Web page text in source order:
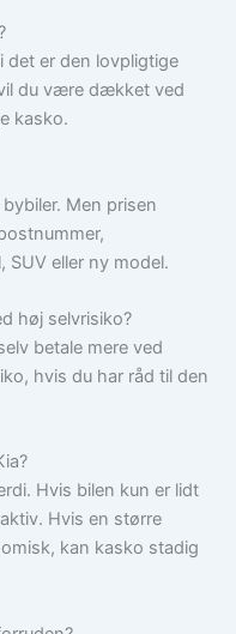
det er den lovpligtige
du være dækket ved
kasko.
Men prisen
SUV eller ny model.
høj selvrisiko?
betale mere ved
hvis du har råd til den
Hvis bilen kun er lidt
Hvis en større
kan kasko stadig